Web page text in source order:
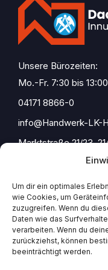
Um dir ein optimales
wie Cookies, um
zuzugreifen. Wenn du
Daten wie das
verarbeiten. Wenn du
zurückziehst, können
beeinträchtigt werden.
Unsere Bürozeiten:
Mo.-Fr. 7:30 bis
04171 8866-0
info@Handwerk-LK-
Marktstraße 21/23,
Start
Impressum